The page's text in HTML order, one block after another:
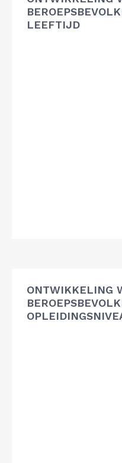
LEEFTIJD
ONTWIKKELING